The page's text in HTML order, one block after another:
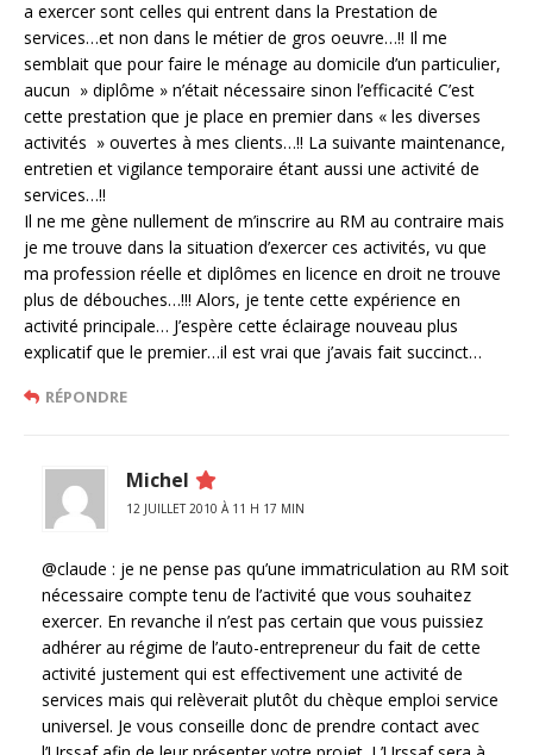
a exercer sont celles qui entrent dans la Prestation de
services…et non dans le métier de gros oeuvre…!! Il me
semblait que pour faire le ménage au domicile d’un particulier,
aucun » diplôme » n’était nécessaire sinon l’efficacité C’est
cette prestation que je place en premier dans « les diverses
activités » ouvertes à mes clients…!! La suivante maintenance,
entretien et vigilance temporaire étant aussi une activité de
services…!!
Il ne me gène nullement de m’inscrire au RM au contraire mais
je me trouve dans la situation d’exercer ces activités, vu que
ma profession réelle et diplômes en licence en droit ne trouve
plus de débouches…!!! Alors, je tente cette expérience en
activité principale… J’espère cette éclairage nouveau plus
explicatif que le premier…il est vrai que j’avais fait succinct…
RÉPONDRE
Michel
12 JUILLET 2010 À 11 H 17 MIN
@claude : je ne pense pas qu’une immatriculation au RM soit
nécessaire compte tenu de l’activité que vous souhaitez
exercer. En revanche il n’est pas certain que vous puissiez
adhérer au régime de l’auto-entrepreneur du fait de cette
activité justement qui est effectivement une activité de
services mais qui relèverait plutôt du chèque emploi service
universel. Je vous conseille donc de prendre contact avec